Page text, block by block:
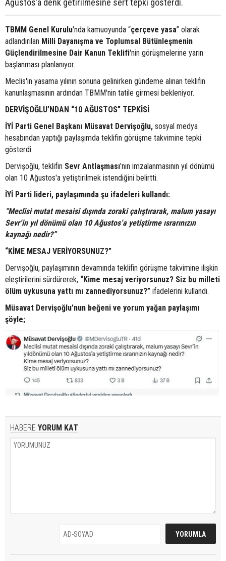
Ağustos’a denk getirilmesine sert tepki gösterdi.
TBMM Genel Kurulu'nda kamuoyunda “çerçeve yasa” olarak
adlandırılan Milli Dayanışma ve Toplumsal Bütünleşmenin
Güçlendirilmesine Dair Kanun Teklifi'nin görüşmelerine yarın
başlanması planlanıyor.
Meclis'in yasama yılının sonuna gelinirken gündeme alınan teklifin
kanunlaşmasının ardından TBMM'nin tatile girmesi bekleniyor.
DERVİŞOĞLU’NDAN “10 AĞUSTOS” TEPKİSİ
İYİ Parti Genel Başkanı Müsavat Dervişoğlu, sosyal medya
hesabından yaptığı paylaşımda teklifin görüşme takvimine tepki
gösterdi.
Dervişoğlu, teklifin Sevr Antlaşması'nın imzalanmasının yıl dönümü
olan 10 Ağustos'a yetiştirilmek istendiğini belirtti.
İYİ Parti lideri, paylaşımında şu ifadeleri kullandı:
“Meclisi mutat mesaisi dışında zoraki çalıştırarak, malum yasayı
Sevr’in yıl dönümü olan 10 Ağustos’a yetiştirme ısrarınızın
kaynağı nedir?”
“KİME MESAJ VERİYORSUNUZ?”
Dervişoğlu, paylaşımının devamında teklifin görüşme takvimine ilişkin
eleştirilerini sürdürerek, “Kime mesaj veriyorsunuz? Siz bu milleti
ölüm uykusuna yattı mı zannediyorsunuz?” ifadelerini kullandı.
Müsavat Dervişoğlu'nun beğeni ve yorum yağan paylaşımı
şöyle;
HABERE YORUM KAT